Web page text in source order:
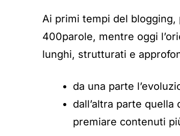
Ai primi tempi del
400parole, mentre oggi
lunghi, strutturati e
da una parte
dall’altra parte
premiare contenuti